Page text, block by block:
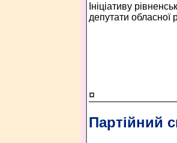
Ініціативу
депутати обласної
¤
Партійний